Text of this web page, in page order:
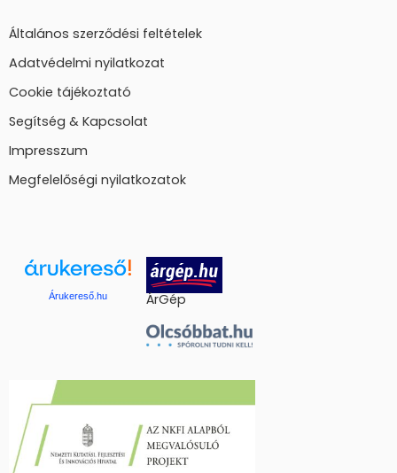
Általános szerződési feltételek
Adatvédelmi nyilatkozat
Cookie tájékoztató
Segítség & Kapcsolat
Impresszum
Megfelelőségi nyilatkozatok
Árukereső.hu ÁrGép